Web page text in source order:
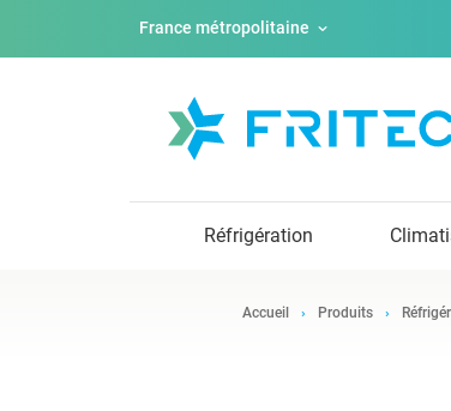
France métropolitaine
Réfrigération
Accueil Produits